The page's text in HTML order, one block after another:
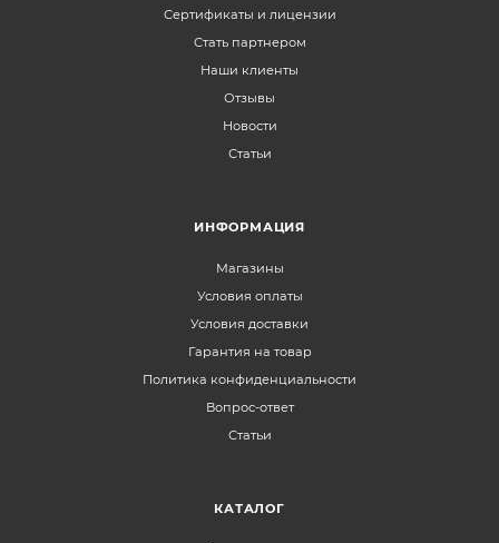
Сертификаты и лицензии
Стать партнером
Наши клиенты
Отзывы
Новости
Статьи
ИНФОРМАЦИЯ
Магазины
Условия оплаты
Условия доставки
Гарантия на товар
Политика конфиденциальности
Вопрос-ответ
Статьи
КАТАЛОГ